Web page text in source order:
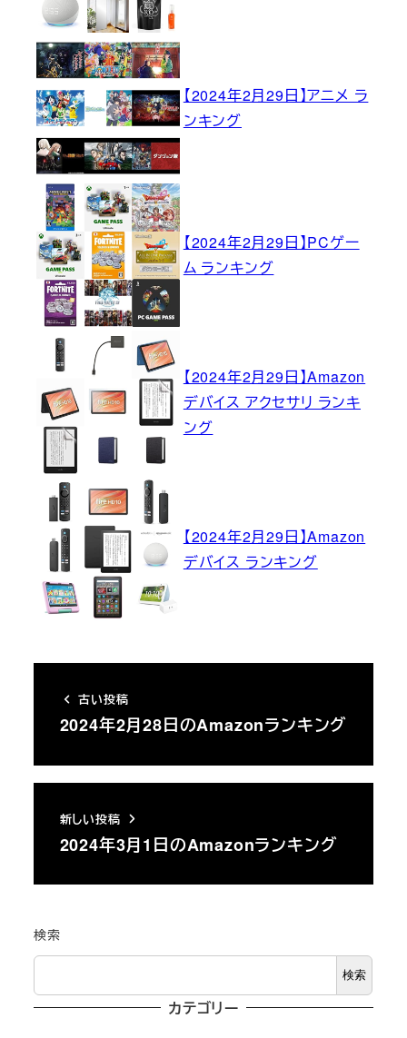
【2024年2月29日】アニメ ラ
ンキング
【2024年2月29日】PCゲー
ム ランキング
【2024年2月29日】Amazon
デバイス アクセサリ ランキ
ング
【2024年2月29日】Amazon
デバイス ランキング
古い投稿
2024年2月28日のAmazonランキング
新しい投稿
2024年3月1日のAmazonランキング
検索
検索
カテゴリー